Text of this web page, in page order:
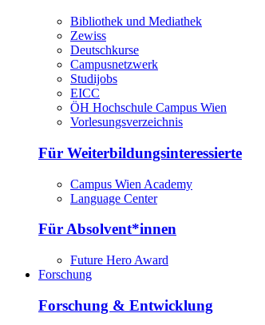
Bibliothek und Mediathek
Zewiss
Deutschkurse
Campusnetzwerk
Studijobs
EICC
ÖH Hochschule Campus Wien
Vorlesungsverzeichnis
Für Weiterbildungsinteressierte
Campus Wien Academy
Language Center
Für Absolvent*innen
Future Hero Award
Forschung
Forschung & Entwicklung